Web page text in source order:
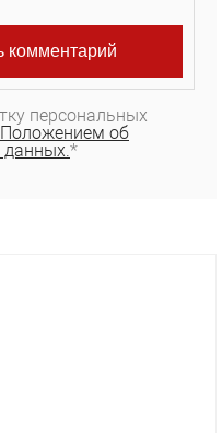
персональных
Положением об
данных.*